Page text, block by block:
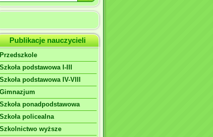
Publikacje nauczycieli
Przedszkole
Szkoła podstawowa I-III
Szkoła podstawowa IV-VIII
Gimnazjum
Szkoła ponadpodstawowa
Szkoła policealna
Szkolnictwo wyższe